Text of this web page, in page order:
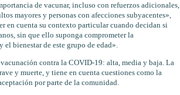
de vacunar, incluso con refuerzos adicionales,
mayores y personas con afecciones subyacentes»,
en cuenta su contexto particular cuando decidan si
sin que ello suponga comprometer la
bienestar de este grupo de edad».
contra la COVID-19: alta, media y baja. La
y muerte, y tiene en cuenta cuestiones como la
por parte de la comunidad.